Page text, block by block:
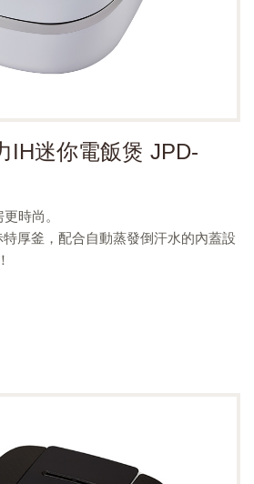
IH迷你電飯煲 JPD-
時尚。
厚釜，配合自動蒸發倒汗水的內蓋設